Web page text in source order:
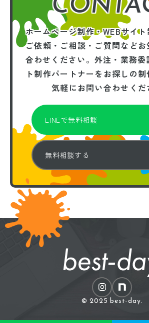
ホームページ制作・WEBサイ
ご依頼・ご相談・ご質問など
合わせください。 外注・業務委
ト制作パートナーを お探しの
気軽にお問い合わせくだ
LINEで無料相談
無料相談する
© 2025 best-day.